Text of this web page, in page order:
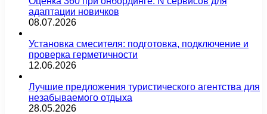
адаптации новичков
08.07.2026
Установка смесителя: подготовка, подключение и
проверка герметичности
12.06.2026
Лучшие предложения туристического агентства для
незабываемого отдыха
28.05.2026